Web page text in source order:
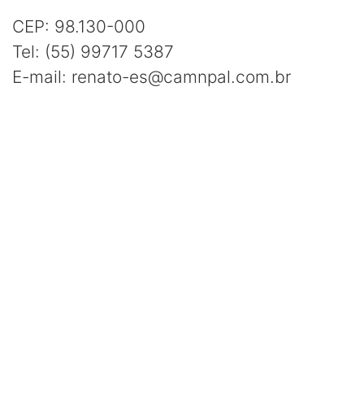
CEP: 98.130-000
Tel: (55) 99717 5387
E-mail: renato-es@camnpal.com.br